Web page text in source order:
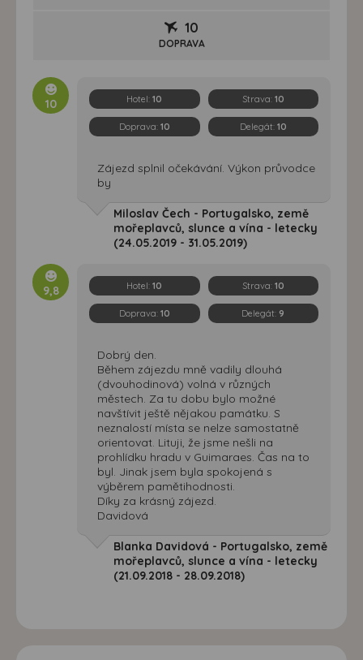
10
DOPRAVA
10 Hotel:10 Strava: 10
Doprava: 10 Delegát: 10
Zájezd splnil očekávání. Výkon průvodce
by
Miloslav Čech - Portugalsko, země
mořeplavců, slunce a vína - letecky
(24.05.2019 - 31.05.2019)
9,8 Hotel:10 Strava: 10
Doprava: 10 Delegát: 9
Dobrý den.
Během zájezdu mně vadily dlouhá
(dvouhodinová) volná v různých
městech. Za tu dobu bylo možné
navštívit ještě nějakou památku. S
neznalostí místa se nelze samostatně
orientovat. Lituji, že jsme nešli na
prohlídku hradu v Guimaraes. Čas na to
byl. Jinak jsem byla spokojená s
výběrem pamětihodnosti.
Díky za krásný zájezd.
Davidová
Blanka Davidová - Portugalsko, země
mořeplavců, slunce a vína - letecky
(21.09.2018 - 28.09.2018)